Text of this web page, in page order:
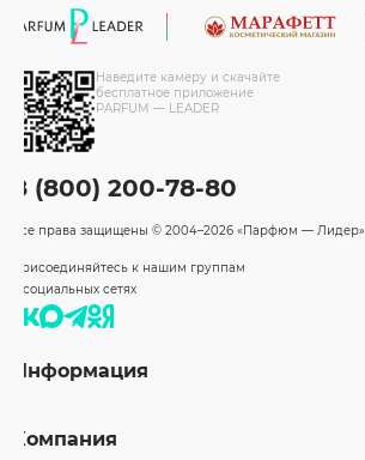
Наведите камеру и скачайте
бесплатное приложение
PARFUM — LEADER
8 (800) 200-78-80
Все права защищены © 2004–2026 «Парфюм — Лидер»
Присоединяйтесь к нашим группам
в социальных сетях
Информация
Бренды
Компания